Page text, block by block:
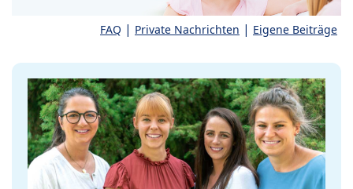
FAQ | Private Nachrichten | Eigene Beiträge